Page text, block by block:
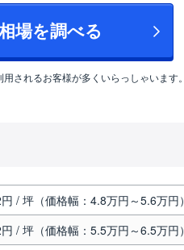
場を調べる
されるお客様が多くいらっしゃいます。
/ 坪（価格幅：4.8万円～5.6万円）
/ 坪（価格幅：5.5万円～6.5万円）